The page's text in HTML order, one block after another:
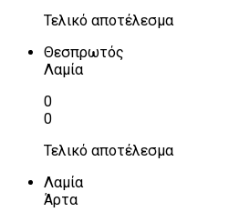
Τελικό αποτέλεσμα
Θεσπρωτός
Λαμία
0
0
Τελικό αποτέλεσμα
Λαμία
Άρτα